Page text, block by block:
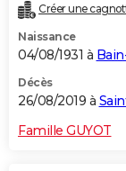
Créer une
Naissance
04/08/1931 à
Décès
26/08/2019 à
Famille GUYOT